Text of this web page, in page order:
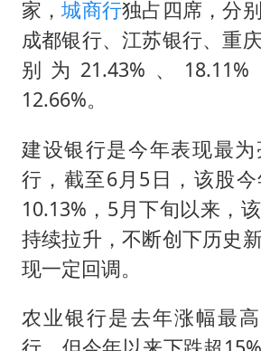
家，城商行独占四席，分
成都银行、江苏银行、重
别为21.43%、18.11%
12.66%。
建设银行是今年表现最
行，截至6月5日，该股
10.13%，5月下旬以来，
持续拉升，不断创下历史
现一定回调。
农业银行是去年涨幅最